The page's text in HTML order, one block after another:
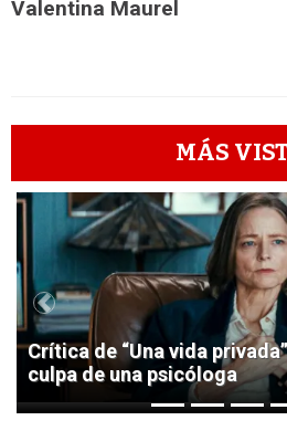
Valentina Maurel
MÁS
1
Crítica de “Una vida
culpa de una psicóloga
Previous